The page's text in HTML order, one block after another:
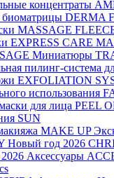
концентраты
биоматрицы DERMA
MASSAGE
EXPRESS CARE
Миниатюры
пилинг-система
EXFOLIATION
использования
для лица PEEL
SUN
MAKE UP
Новый год 2026
Аксессуары